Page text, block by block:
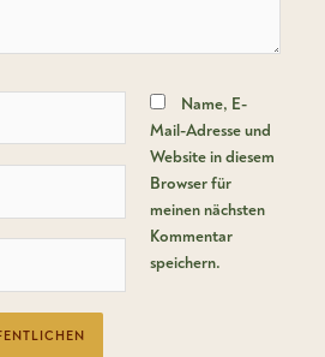
Name, E-
Mail-Adresse und
Website in diesem
Browser für
meinen nächsten
Kommentar
speichern.